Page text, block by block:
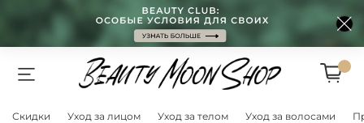
Скидки Уход за лицом Уход за телом Уход за волосами